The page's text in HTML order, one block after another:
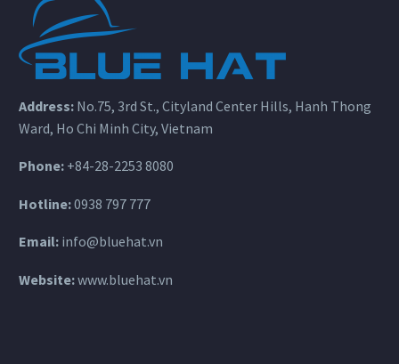
Address: No.75, 3rd St., Cityland Center Hills, Hanh Thong
Ward, Ho Chi Minh City, Vietnam
Phone: +84-28-2253 8080
Hotline:0938 797 777
Email: info@bluehat.vn
Website:www.bluehat.vn